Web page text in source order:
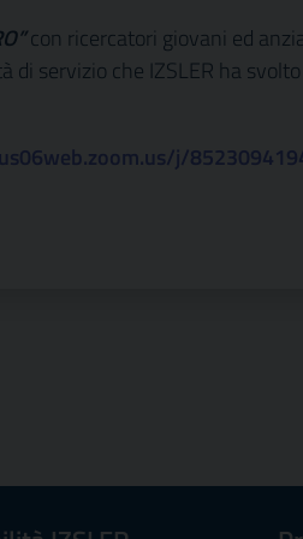
con ricercatori giovani ed
servizio che IZSLER ha
j/